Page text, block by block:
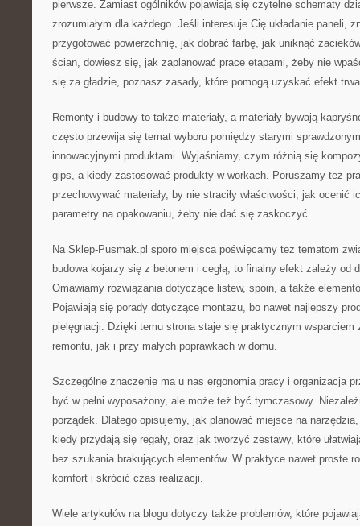
pierwsze. Zamiast ogólników pojawiają się czytelne schematy
zrozumiałym dla każdego. Jeśli interesuje Cię układanie paneli,
przygotować powierzchnię, jak dobrać farbę, jak uniknąć
ścian, dowiesz się, jak zaplanować prace etapami, żeby nie
się za gładzie, poznasz zasady, które pomogą uzyskać efekt
Remonty i budowy to także materiały, a materiały bywają
często przewija się temat wyboru pomiędzy starymi
innowacyjnymi produktami. Wyjaśniamy, czym różnią się
gips, a kiedy zastosować produkty w workach. Poruszamy też
przechowywać materiały, by nie straciły właściwości, jak ocenić
parametry na opakowaniu, żeby nie dać się zaskoczyć.
Na Sklep-Pusmak.pl sporo miejsca poświęcamy też tematom
budowa kojarzy się z betonem i cegłą, to finalny efekt zależy od
Omawiamy rozwiązania dotyczące listew, spoin, a także
Pojawiają się porady dotyczące montażu, bo nawet najlepszy
pielęgnacji. Dzięki temu strona staje się praktycznym wsparciem
remontu, jak i przy małych poprawkach w domu.
Szczególne znaczenie ma u nas ergonomia pracy i organizacja
być w pełni wyposażony, ale może też być tymczasowy.
porządek. Dlatego opisujemy, jak planować miejsce na
kiedy przydają się regały, oraz jak tworzyć zestawy, które
bez szukania brakujących elementów. W praktyce nawet proste
komfort i skrócić czas realizacji.
Wiele artykułów na blogu dotyczy także problemów, które